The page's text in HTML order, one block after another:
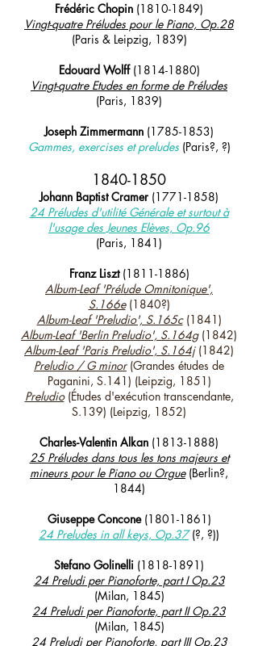
Frédéric Chopin (1810-1849)
Vingt-quatre Préludes pour le Piano, Op.28
(Paris & Leipzig, 1839)
Edouard Wolff (1814-1880)
Vingt-quatre Etudes en forme de Préludes
(Paris, 1839)
Joseph Zimmermann (1785-1853)
Gammes, exercises et preludes(Paris?, ?)
1840-1850
Johann Baptist Cramer (1771-1858)
24 Préludes d'utilité Générale et surtout à
l'usage des Jeunes Elèves, Op.96
(Paris, 1841)
Franz Liszt (1811-1886)
Album-Leaf 'Prélude Omnitonique',
S.166e(1840?)
Album-Leaf 'Preludio', S.165c(1841)
Album-Leaf 'Berlin Preludio', S.164g(1842)
Album-Leaf 'Paris Preludio', S.164j(1842)
Preludio / G minor(Grandes études de
Paganini, S.141) (Leipzig, 1851)
Preludio(Études d'exécution transcendante,
S.139) (Leipzig, 1852)
Charles-Valentin Alkan (1813-1888)
25 Préludes dans tous les tons majeurs et
mineurs pour le Piano ou Orgue(Berlin?,
1844)
Giuseppe Concone (1801-1861)
24 Preludes in all keys, Op.37(?, ?))
Stefano Golinelli (1818-1891)
24 Preludi per Pianoforte, part I Op.23
(Milan, 1845)
24 Preludi per Pianoforte, part II Op.23
(Milan, 1845)
24 Preludi per Pianoforte, part III Op.23